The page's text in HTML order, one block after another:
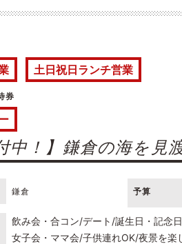
土日祝日ランチ営業
券
中！】鎌倉の海を見
鎌倉 予算
飲み会・合コン デート 誕生日・記念日
女子会・ママ会 子供連れOK 夜景を楽